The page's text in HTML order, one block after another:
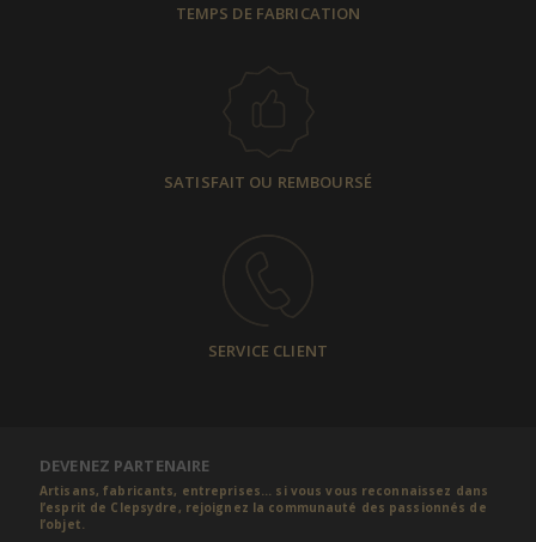
TEMPS DE FABRICATION
SATISFAIT OU REMBOURSÉ
SERVICE CLIENT
DEVENEZ PARTENAIRE
Artisans, fabricants, entreprises... si vous vous reconnaissez dans
l’esprit de Clepsydre, rejoignez la communauté des passionnés de
l’objet.